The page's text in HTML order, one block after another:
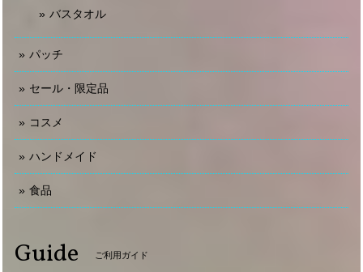
バスタオル
パッチ
セール・限定品
コスメ
ハンドメイド
食品
Guide ご利用ガイド